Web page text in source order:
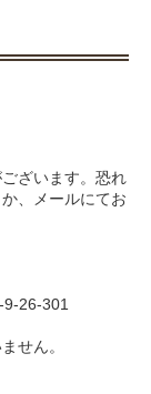
ざいます。恐れ
、メールにてお
9-26-301
せん。